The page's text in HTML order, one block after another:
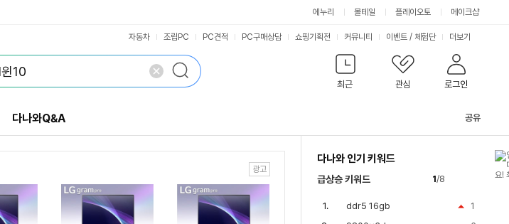
에누리 몰테일 플레이오토 메이크샵
최근 관심 로그인
자동차 조립PC PC견적 PC구매상담 쇼핑기획전 커뮤니티 이벤트 / 체험단 더보기
다나와Q&A 공유
다나와 인기 키워드
급상승 키워드 1/8
1
ddr5 16gb